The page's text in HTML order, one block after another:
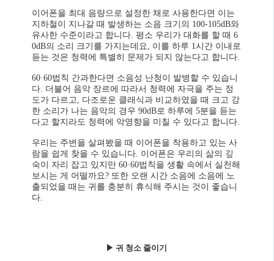
이어폰을 최대 음량으로 설정한 채로 사용한다면 이는
지하철이 지나갈 때 발생하는 소음 크기의 100-105dB와
유사한 수준이라고 합니다. 평소 우리가 대화를 할 때 6
0dB의 소리 크기를 가지는데요, 이를 하루 1시간 이내로
듣는 것은 청력에 특별히 문제가 되지 않는다고 합니다.
60·60법칙 간과한다면 소음성 난청이 발병할 수 있습니
다. 더불어 음악 장르에 따라서 청력에 자극을 주는 정
도가 다르고, 다조로운 클래식과 비교하였을 때 크고 강
한 소리가 나는 음악의 경우 90dB로 하루에 5분을 듣는
다고 할지라도 청력에 악영향을 미칠 수 있다고 합니다.
우리는 주변을 살펴봤을 때 이어폰을 착용하고 있는 사
람을 쉽게 찾을 수 있습니다. 이어폰은 우리의 삶의 깊
숙이 자리 잡고 있지만 60·60법칙을 생활 속에서 실천해
보시는 게 어떨까요? 또한 오랜 시간 소음에 소음에 노
출되었을 때는 귀를 충분히 휴식해 주시는 것이 좋습니
다.
▶ 귀 청소 줄이기